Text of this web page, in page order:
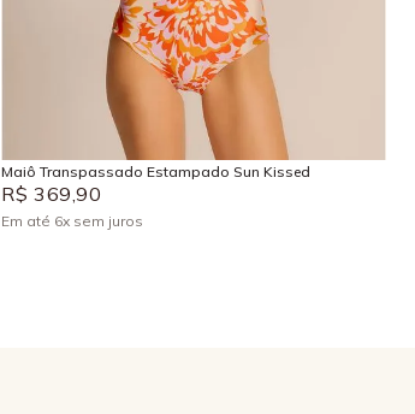
M G GG
Adicionar na sacola
Maiô Transpassado Estampado Sun Kissed
R$ 369,90
Em até 6x sem juros